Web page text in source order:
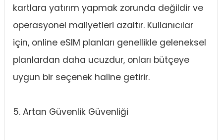
kartlara yatırım yapmak zorunda değildir ve
operasyonel maliyetleri azaltır. Kullanıcılar
için, online eSIM planları genellikle geleneksel
planlardan daha ucuzdur, onları bütçeye
uygun bir seçenek haline getirir.
5. Artan Güvenlik Güvenliği